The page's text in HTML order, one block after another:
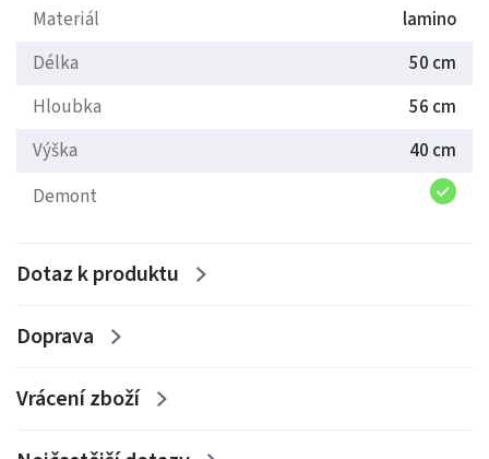
Materiál
lamino
Délka
50 cm
Hloubka
56 cm
Výška
40 cm
Demont
Dotaz k produktu
Doprava
Vrácení zboží